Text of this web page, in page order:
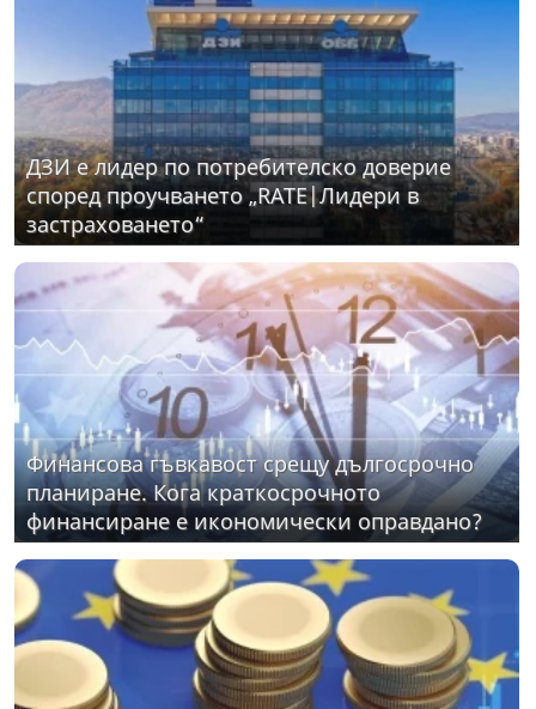
ДЗИ е лидер по потребителско доверие
според проучването „RATE|Лидери в
застраховането“
Финансова гъвкавост срещу дългосрочно
планиране. Кога краткосрочното
финансиране е икономически оправдано?